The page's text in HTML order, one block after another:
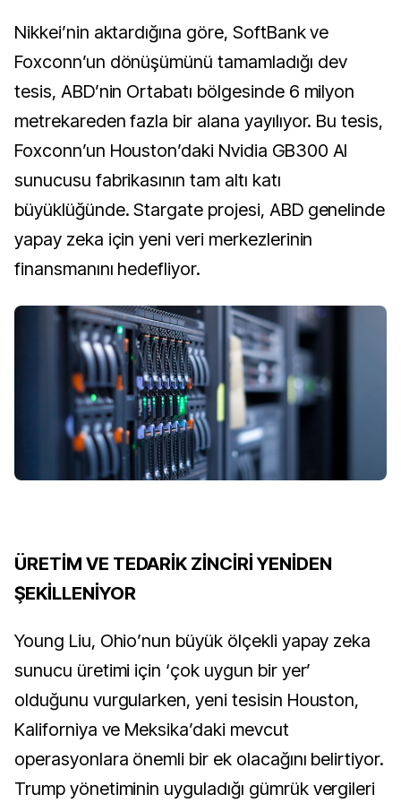
Nikkei’nin aktardığına göre, SoftBank ve
Foxconn’un dönüşümünü tamamladığı dev
tesis, ABD’nin Ortabatı bölgesinde 6 milyon
metrekareden fazla bir alana yayılıyor. Bu tesis,
Foxconn’un Houston’daki Nvidia GB300 AI
sunucusu fabrikasının tam altı katı
büyüklüğünde. Stargate projesi, ABD genelinde
yapay zeka için yeni veri merkezlerinin
finansmanını hedefliyor.
ÜRETİM VE TEDARİK ZİNCİRİ YENİDEN
ŞEKİLLENİYOR
Young Liu, Ohio’nun büyük ölçekli yapay zeka
sunucu üretimi için ‘çok uygun bir yer’
olduğunu vurgularken, yeni tesisin Houston,
Kaliforniya ve Meksika’daki mevcut
operasyonlara önemli bir ek olacağını belirtiyor.
Trump yönetiminin uyguladığı gümrük vergileri